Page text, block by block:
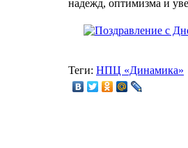
надежд, оптимизма и
Теги: НПЦ «Динамика»